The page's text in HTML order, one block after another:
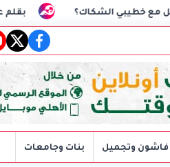
بقلم علي الشريمي: الفعالية
فاشون وتجميل بنات وجامعات